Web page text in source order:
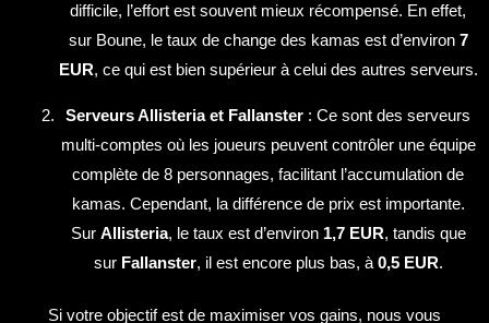
difficile, l’effort est souvent mieux récompensé. En effet,
sur Boune, le taux de change des kamas est d’environ 7
EUR, ce qui est bien supérieur à celui des autres serveurs.
Serveurs Allisteria et Fallanster : Ce sont des serveurs
multi-comptes où les joueurs peuvent contrôler une équipe
complète de 8 personnages, facilitant l’accumulation de
kamas. Cependant, la différence de prix est importante.
Sur Allisteria, le taux est d’environ 1,7 EUR, tandis que
sur Fallanster, il est encore plus bas, à 0,5 EUR.
Si votre objectif est de maximiser vos gains, nous vous